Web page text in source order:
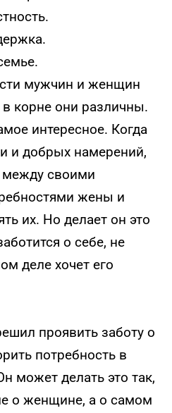
мужчин и женщин
корне они различны.
интересное. Когда
и добрых намерений,
между своими
жены и
их. Но делает он это
о себе, не
деле хочет его
проявить заботу о
потребность в
может делать это так,
о женщине, а о самом